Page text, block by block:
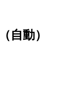
自動）